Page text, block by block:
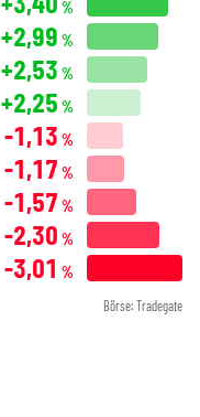
%
+2,99 %
+2,53 %
+2,25 %
-1,13 %
-1,17 %
-1,57 %
-2,30 %
-3,01 %
Börse: Tradegate